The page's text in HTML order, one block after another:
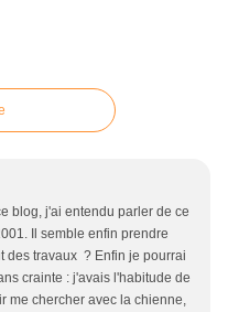
blog, j'ai entendu parler de ce
Il semble enfin prendre
des travaux ? Enfin je pourrai
crainte : j'avais l'habitude de
me chercher avec la chienne,